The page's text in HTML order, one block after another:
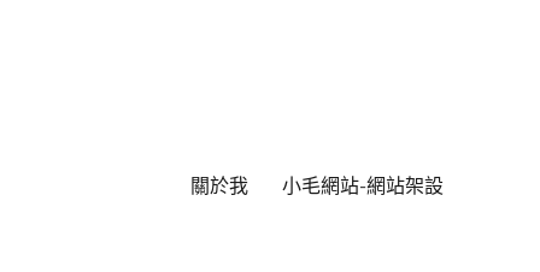
關於我 小毛網站-網站架設